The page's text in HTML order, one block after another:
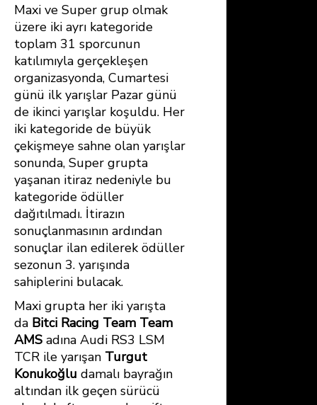
Maxi ve Super grup olmak
üzere iki ayrı kategoride
toplam 31 sporcunun
katılımıyla gerçekleşen
organizasyonda, Cumartesi
günü ilk yarışlar Pazar günü
de ikinci yarışlar koşuldu. Her
iki kategoride de büyük
çekişmeye sahne olan yarışlar
sonunda, Super grupta
yaşanan itiraz nedeniyle bu
kategoride ödüller
dağıtılmadı. İtirazın
sonuçlanmasının ardından
sonuçlar ilan edilerek ödüller
sezonun 3. yarışında
sahiplerini bulacak.
Maxi grupta her iki yarışta
da Bitci Racing Team Team
AMS adına Audi RS3 LSM
TCR ile yarışan Turgut
Konukoğlu damalı bayrağın
altından ilk geçen sürücü